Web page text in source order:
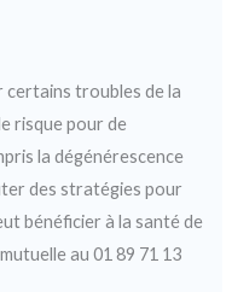
certains troubles de la
risque pour de
la dégénérescence
des stratégies pour
bénéficier à la santé de
au 01 89 71 13